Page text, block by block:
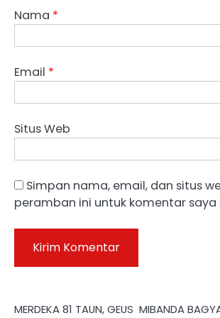
Nama *
Email *
Situs Web
Simpan nama, email, dan situs
peramban ini untuk komentar saya
MERDEKA 81 TAUN, GEUS MIBANDA